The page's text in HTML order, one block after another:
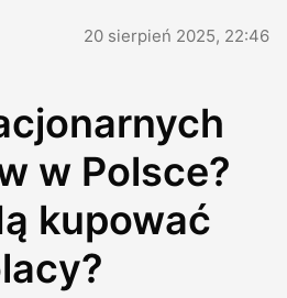
20 sierpień 2025, 22:46
w Polsce?
kupować